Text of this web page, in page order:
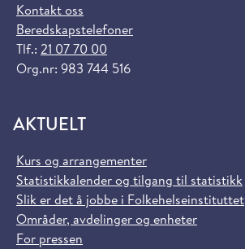
Kontakt oss
Beredskapstelefoner
Tlf.: 21 07 70 00
Org.nr: 983 744 516
AKTUELT
Kurs og arrangementer
Statistikkalender og tilgang til statistikk
Slik er det å jobbe i Folkehelseinstituttet
Områder, avdelinger og enheter
For pressen